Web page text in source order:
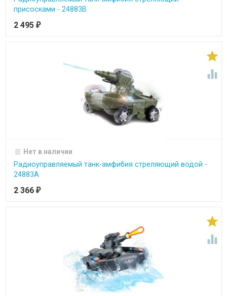
присосками - 24883B
2 495 ₽


Нет в наличии
Радиоуправляемый танк-амфибия стреляющий водой -
24883A
2 366 ₽

